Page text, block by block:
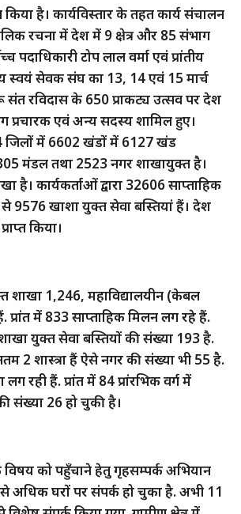
है। कार्यविस्तार के तहत कार्य संचालन
रचना में देश में 9 क्षेत्र और 85 संभाग
टोप लाल वर्मा एवं प्रांतीय
स्वयं सेवक संघ का 13, 14 एवं 15 मार्च
संत रविदास के 650 प्राकट्य उत्सव पर देश
प्रचारक एवं अन्य सदस्य शामिल हुए।
जिलों में 6602 खंडों में 6127 खंड
मंडल तथा 2523 नगर शाखायुक्त है।
कार्यकर्ताओं द्वारा 32606 साप्ताहिक
9576 खाशा युक्त सेवा बस्तियां हैं। देश
किया।
शाखा 1,246, महाविद्यालयीन (केबल
प्रांत में 833 साप्ताहिक मिलन लग रहे हैं.
युक्त सेवा बस्तियों की संख्या 193 है.
2 शास्त्रा हैं ऐसे नगर की संख्या भी 55 है.
रही हैं. प्रांत में 84 प्रांरभिक वर्ग में
संख्या 26 हो चुकी है।
विषय को पहुँचाने हेतु गृहसम्पर्क अभियान
अधिक घरों पर संपर्क हो चुका है. अभी 11